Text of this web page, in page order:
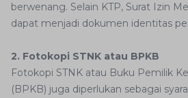
berwenang. Selain KTP, Surat Izin
dapat menjadi dokumen identitas
2. Fotokopi STNK atau BPKB
Fotokopi STNK atau Buku Pemilik
(BPKB) juga diperlukan sebagai